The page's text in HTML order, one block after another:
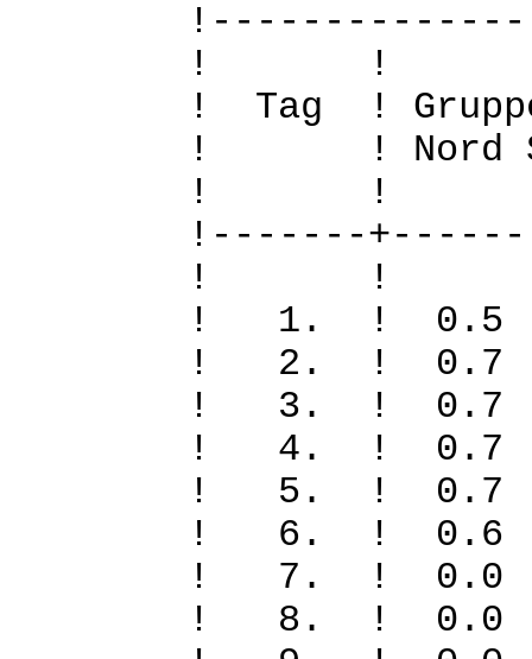
!
! Tag !
! ! Nord
!
!-------
!
! 1. !
! 2. ! 0.7
! 3. !
! 4. ! 0.7
! 5. !
! 6. !
! 7. !
! 8. !